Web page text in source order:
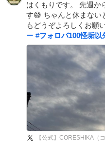
はくもりです。 先週か
す😅 ちゃんと休まない
もどうぞよろしくお願
ー #フォロバ100怪垢以
【公式】CORESHIKA（